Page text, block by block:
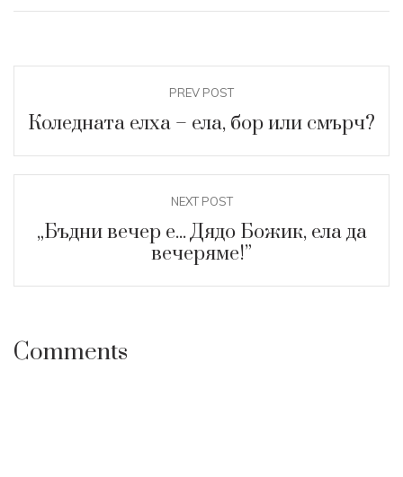
PREV POST
Коледната елха – ела, бор или смърч?
NEXT POST
„Бъдни вечер е... Дядо Божик, ела да
вечеряме!”
Comments